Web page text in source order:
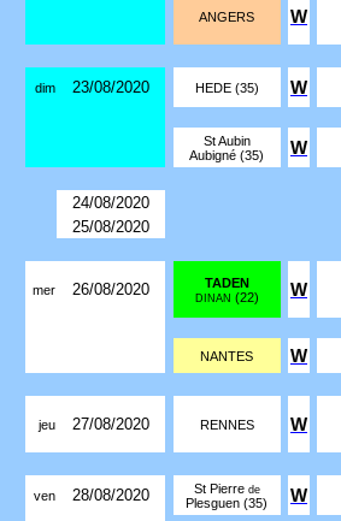
ANGERS W
dim 23/08/2020 HEDE (35) W
St Aubin
Aubigné (35)
W
24/08/2020
25/08/2020
mer 26/08/2020 TADEN
DINAN (22) W
NANTES W
jeu 27/08/2020 RENNES W
ven 28/08/2020 St Pierre de
Plesguen (35) W